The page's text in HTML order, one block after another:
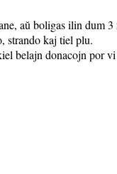
aŭ boligas ilin dum 3
strando kaj tiel plu.
belajn donacojn por